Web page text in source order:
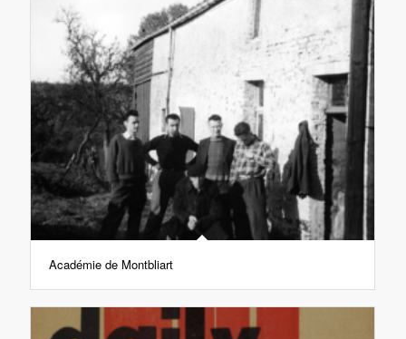
Académie de Montbliart